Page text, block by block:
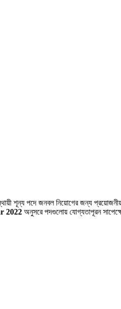
শূন্য পদে জনবল নিয়ােগের জন্য
2022 অনুসরে পদগুলোয় যোগ্যতাপূরন